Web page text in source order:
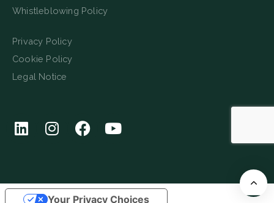
Whistleblowing Policy
Privacy Policy
Cookie Policy
Legal Notice
Your Privacy Choices